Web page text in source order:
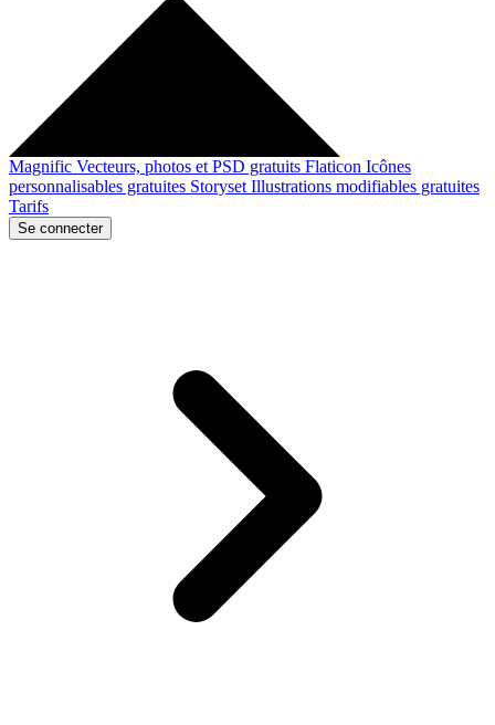
Magnific Vecteurs, photos et PSD gratuits Flaticon Icônes
personnalisables gratuites Storyset Illustrations modifiables gratuites
Tarifs
Se connecter